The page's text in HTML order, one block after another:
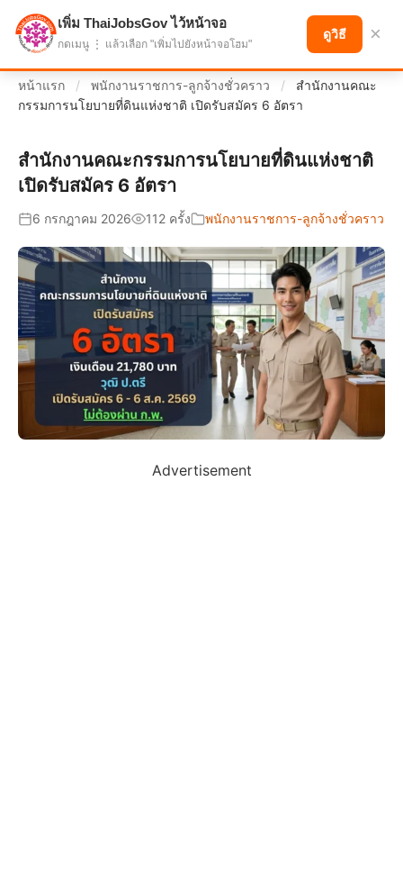
แบ่งปันโอกาส เพื่ออนาคตที่ก้าวหน้า
หน้าแรก / พนักงานราชการ-ลูกจ้างชั่วคราว /
สำนักงานคณะ
กรรมการนโยบายที่ดินแห่งชาติ เปิดรับสมัคร 6 อัตรา
สำนักงานคณะกรรมการนโยบายที่ดินแห่งชาติ
เปิดรับสมัคร 6 อัตรา
6 กรกฎาคม 2026 112 ครั้ง พนักงานราชการ-ลูกจ้างชั่วคราว
Advertisement
เพิ่ม ThaiJobsGov ไว้หน้าจอ
กดเมนู ⋮ แล้วเลือก "เพิ่มไปยังหน้าจอโฮม"
ดูวิธี ×